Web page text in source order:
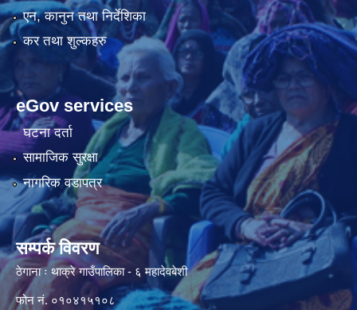
एन, कानुन तथा निर्देशिका
कर तथा शुल्कहरु
eGov services
घटना दर्ता
सामाजिक सुरक्षा
नागरिक वडापत्र
सम्पर्क विवरण
ठेगाना ः थाक्रे गाउँपालिका - ६ महादेवबेशी
फोन नं. ०१०४१५१०८